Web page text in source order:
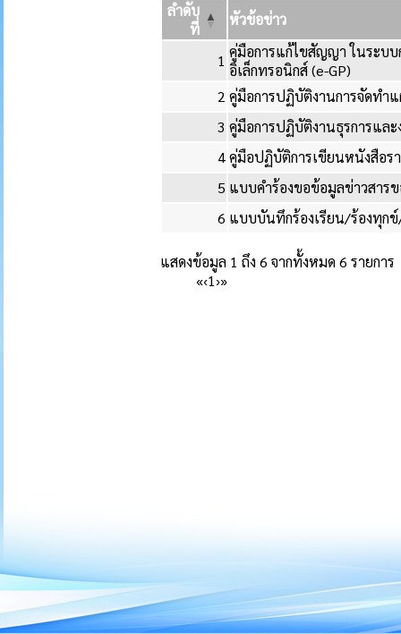
ลำดับ
ที่
หัวข้อข่าว
1 คู่มือการแก้ไขสัญญา ในระบบ
อิเล็กทรอนิกส์ (e-GP)
2 คู่มือการปฏิบัติงานการจัดท
3 คู่มือการปฏิบัติงานธุรการแล
4คู่มือปฏิบัติการเขียนหนังสือร
5 แบบคำร้องขอข้อมูลข่าวสารข
6 แบบบันทึกร้องเรียน/ร้องทุก
แสดงข้อมูล 1 ถึง 6 จากทั้งหมด 6 รายการ
«‹1›»